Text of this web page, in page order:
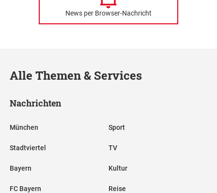
News per Browser-Nachricht
Alle Themen & Services
Nachrichten
München
Stadtviertel
Bayern
FC Bayern
Sport
TV
Kultur
Reise